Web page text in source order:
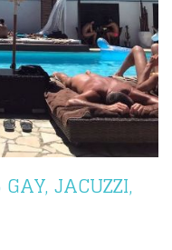
JACUZZI,